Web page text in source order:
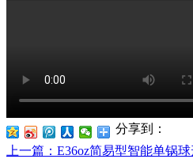
分享到：
上一篇 ：E36oz简易型智能单锅